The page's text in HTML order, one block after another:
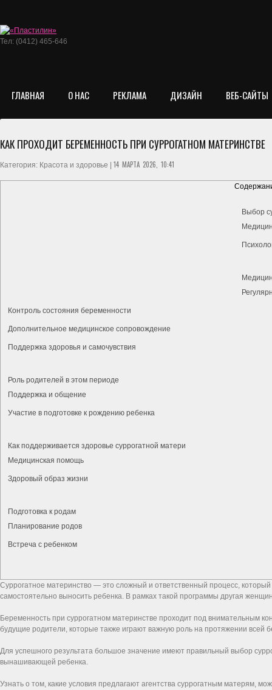
Тел: (0412) 465-646
ГЛАВНАЯ О НАС РЕКЛАМА ДИЗАЙН ВЕБ-САЙТЫ
КАК ПРОХОДИТ БЕРЕМЕННОСТЬ ПРИ СУРРОГАТНОМ МАТЕРИНСТВЕ
Категория: Красота и здоровье | 14 МАРТА 2026, 10:41
Выбор
Контроль состояния беременности
Дополнительное медицинское сопровождение
Поддержка здоровья и самочувствия
Роль родителей в этом периоде
Поддержка и общение
Участие в подготовке к рождению ребенка
Как поддерживается здоровье суррогатной матери
Медицинская помощь
Здоровый образ жизни
Подготовка к родам
Планирование родов
Встреча с ребенком
Суррогатное материнство — это сложный и ответственный процесс,
самостоятельно выносить ребенка. В рамках такой программы другая
Беременность при суррогатном материнстве проходит под внимательным
будущие родители, которые также играют важную роль на протяжении всей
Для успешного результата большое значение имеют правильный выбор
вынашивающей ребенка.
Узнать о том, какие условия предлагают агентства суррогатным матерям,